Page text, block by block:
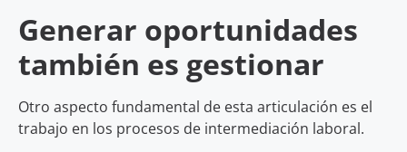
Generar oportunidades
también es gestionar
Otro aspecto fundamental de esta articulación es el
trabajo en los procesos de intermediación laboral.